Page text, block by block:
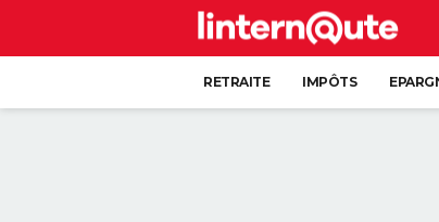
RETRAITE IMPÔTS